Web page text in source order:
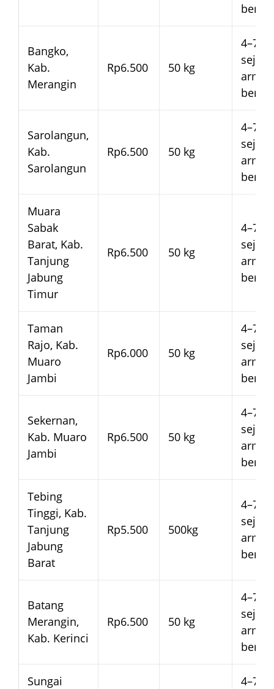
Bangko,
Kab.
Merangin
Rp6.500 50 kg
4–7
sejak
Sarolangun,
Kab.
Sarolangun
Rp6.500 50 kg
4–7
sejak
Muara
Sabak
Barat, Kab.
Tanjung
Jabung
Timur
Rp6.500 50 kg
4–7
sejak
Taman
Rajo, Kab.
Muaro
Jambi
Rp6.000 50 kg
4–7
sejak
Sekernan,
Kab. Muaro
Jambi
Rp6.500 50 kg
4–7
sejak
Tebing
Tinggi, Kab.
Tanjung
Jabung
Barat
Rp5.500 500kg
4–7
sejak
Batang
Merangin,
Kab. Kerinci
Rp6.500 50 kg
4–7
sejak
Sungai
4–7